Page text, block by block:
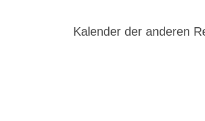
Kalender der anderen